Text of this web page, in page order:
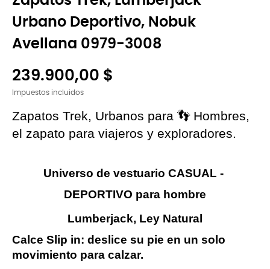
Urbano Deportivo, Nobuk
Avellana 0979-3008
239.900,00 $
Impuestos incluidos
Zapatos Trek, Urbanos para 👣 Hombres,
el zapato para viajeros y exploradores.
Universo de vestuario CASUAL -
DEPORTIVO para hombre
Lumberjack, Ley Natural
Calce Slip in: deslice su pie en un solo
movimiento para calzar.